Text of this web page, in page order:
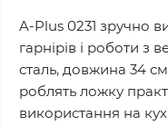
A-Plus 0231 зручно
гарнірів і роботи
сталь, довжина 34
роблять ложку
використання на